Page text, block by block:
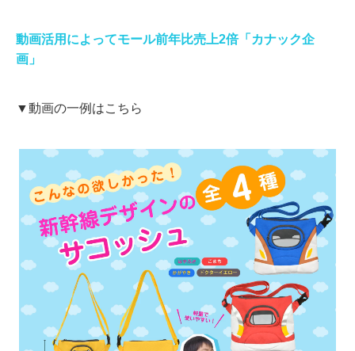
動画活用によってモール前年比売上2倍「カナック企
画」
▼動画の一例はこちら